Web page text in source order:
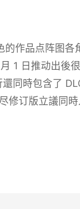
的作品点阵图各
1 日推动出後
同時包含了
修订版立議同